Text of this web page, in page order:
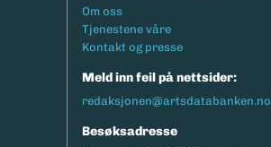
Footermeny
Om oss
Tjenestene våre
Kontakt og presse
Meld inn feil på nettsider:
redaksjonen@artsdatabanken.no
Besøksadresse